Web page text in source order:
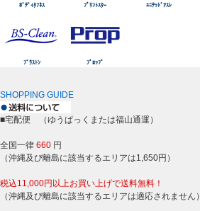
ﾎﾞﾃﾞｨﾀﾌﾈｽ ﾌﾟﾘﾝﾄｽﾀｰ ﾕﾆﾃｯﾄﾞｱｽﾚ
ﾌﾞﾗｽﾄﾝ ﾌﾟﾛｯﾌﾟ
SHOPPING GUIDE
■宅配便 （ゆうぱっくまたは福山通運）
全国一律 660 円
（沖縄及び離島に該当するエリアは1,650円）
税込11,000円以上お買い上げで送料無料！
（沖縄及び離島に該当するエリアは適応されません）